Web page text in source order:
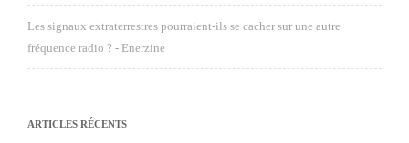
Les signaux extraterrestres pourraient-ils se cacher sur une autre
fréquence radio ? - Enerzine
ARTICLES RÉCENTS